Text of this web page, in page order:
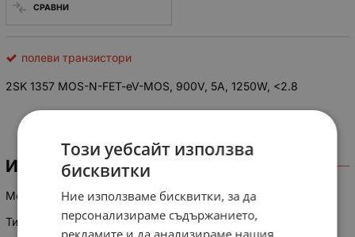
СРАВНИ
полеви транзистори
2SK 1357 MOS-N-FET-eV-MOS, 900V, 5A, 1250W, <2.8
ИНФОРМАЦИЯ
Модел: 2SK1357
Тип: N-канален
Този уебсайт използва
бисквитки
Ние използваме бисквитки, за да
персонализираме съдържанието,
рекламите и да анализираме нашия